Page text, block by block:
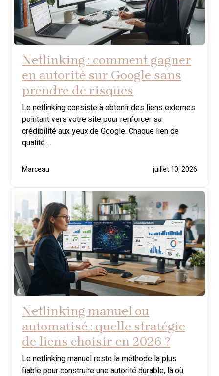
Netlinking : comment gagner
en autorité sur Google sans
prendre de risques
Le netlinking consiste à obtenir des liens externes
pointant vers votre site pour renforcer sa
crédibilité aux yeux de Google. Chaque lien de
qualité ...
Marceau juillet 10, 2026
Netlinking manuel ou
automatisé : quelle stratégie
de liens choisir en 2026 ?
Le netlinking manuel reste la méthode la plus
fiable pour construire une autorité durable, là où